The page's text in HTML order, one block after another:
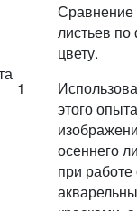
1
Сравнение
листьев
цвету.
этого
осеннего
при работе